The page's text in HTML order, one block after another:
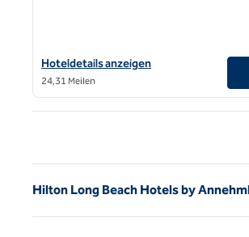
Hoteldetails für das Beverly Hilton
Hoteldetails anzeigen
24,31 Meilen
Hilton Long Beach Hotels by